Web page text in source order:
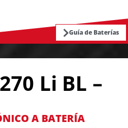
Guía de Baterías
Li BL –
A BATERÍA